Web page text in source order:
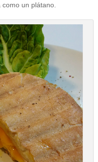
un plátano.